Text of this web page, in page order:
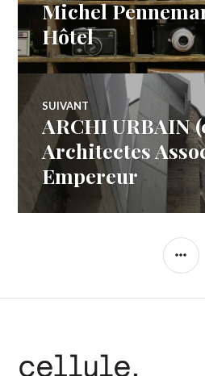
l’article
Michel
Hôtel
SUIVANT
Article
Suivant:
ARCHI URBAIN
Architectes
Empereur